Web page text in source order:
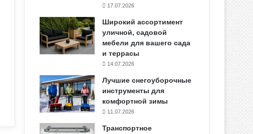
17.07.2026
Широкий ассортимент
уличной, садовой
мебели для вашего сада
и террасы
14.07.2026
Лучшие снегоуборочные
инструменты для
комфортной зимы
11.07.2026
Транспортное